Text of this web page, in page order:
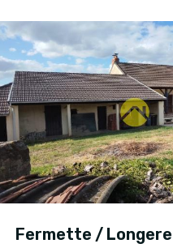
/ Longere de plus 1